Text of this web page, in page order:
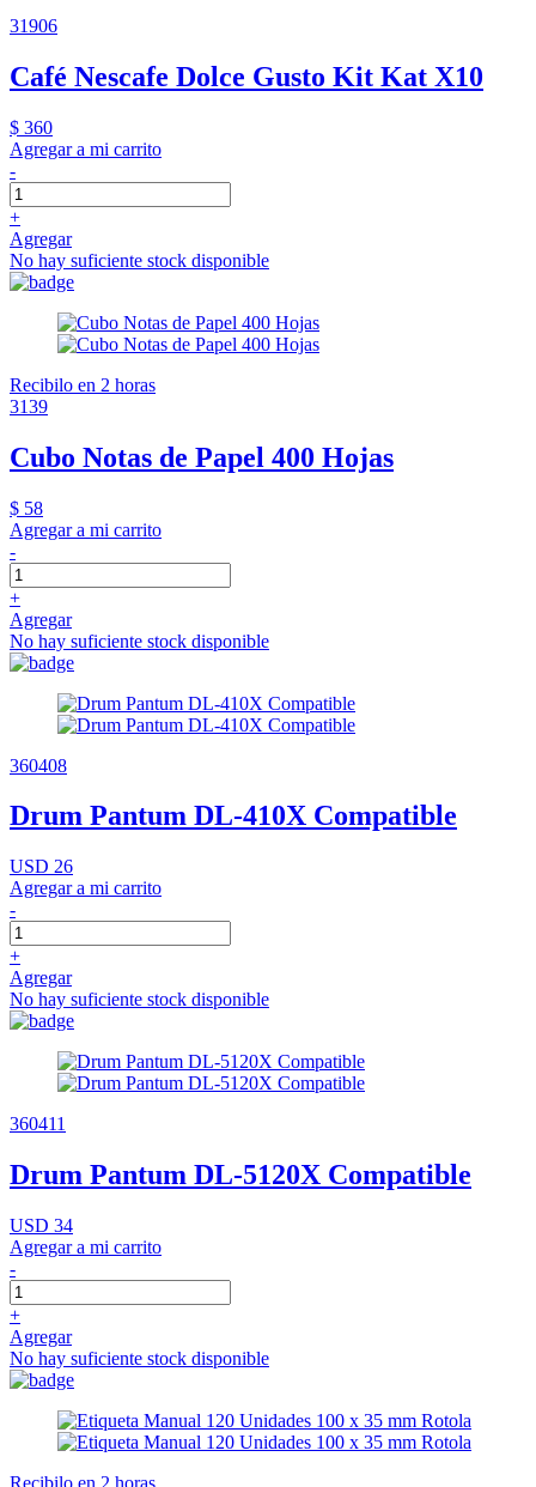
31906
Café Nescafe Dolce Gusto Kit Kat X10
$ 360
Agregar a mi carrito
-
+
Agregar
No hay suficiente stock disponible
Recibilo en 2 horas
3139
Cubo Notas de Papel 400 Hojas
$ 58
Agregar a mi carrito
-
+
Agregar
No hay suficiente stock disponible
360408
Drum Pantum DL-410X Compatible
USD 26
Agregar a mi carrito
-
+
Agregar
No hay suficiente stock disponible
360411
Drum Pantum DL-5120X Compatible
USD 34
Agregar a mi carrito
-
+
Agregar
No hay suficiente stock disponible